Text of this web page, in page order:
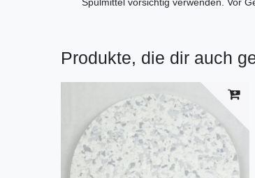
Spülmittel vorsichtig verwenden. Vor
Produkte, die dir auch